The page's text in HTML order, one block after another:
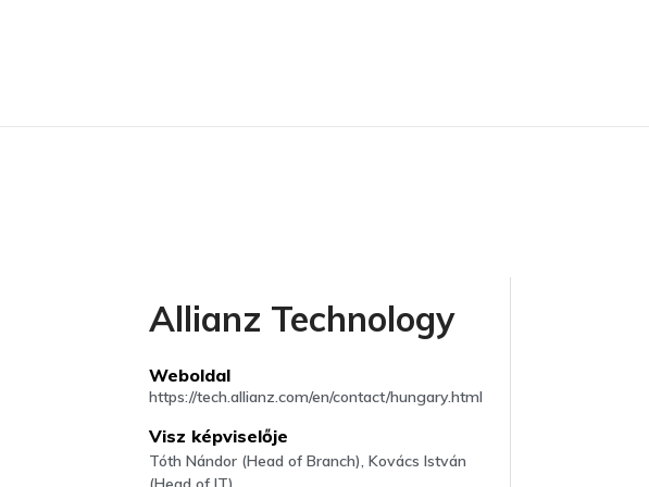
Allianz Technology
Weboldal
https://tech.allianz.com/en/contact/hungary.html
Visz képviselője
Tóth Nándor (Head of Branch), Kovács István